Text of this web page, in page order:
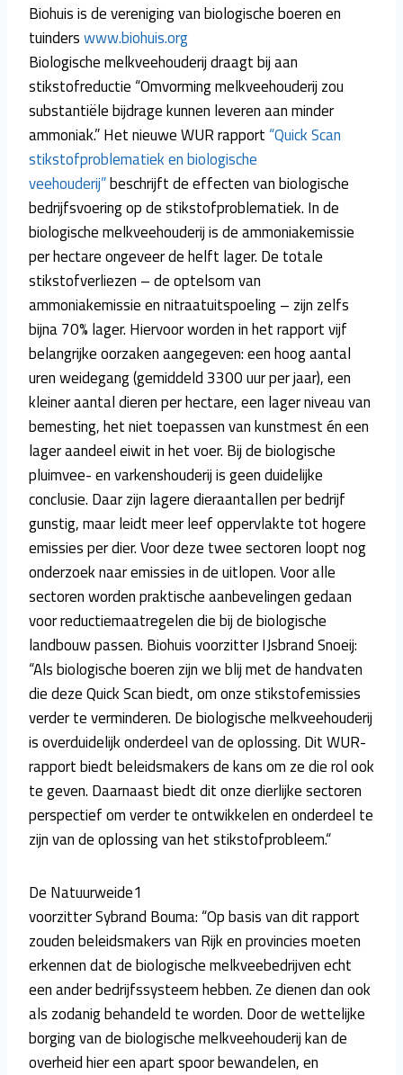
Biohuis is de vereniging van biologische boeren en
tuinderswww.biohuis.org
Biologische melkveehouderij draagt bij aan
stikstofreductie “Omvorming melkveehouderij zou
substantiële bijdrage kunnen leveren aan minder
ammoniak.” Het nieuwe WUR rapport “Quick Scan
stikstofproblematiek en biologische
veehouderij”beschrijft de effecten van biologische
bedrijfsvoering op de stikstofproblematiek. In de
biologische melkveehouderij is de ammoniakemissie
per hectare ongeveer de helft lager. De totale
stikstofverliezen – de optelsom van
ammoniakemissie en nitraatuitspoeling – zijn zelfs
bijna 70% lager. Hiervoor worden in het rapport vijf
belangrijke oorzaken aangegeven: een hoog aantal
uren weidegang (gemiddeld 3300 uur per jaar), een
kleiner aantal dieren per hectare, een lager niveau van
bemesting, het niet toepassen van kunstmest én een
lager aandeel eiwit in het voer. Bij de biologische
pluimvee- en varkenshouderij is geen duidelijke
conclusie. Daar zijn lagere dieraantallen per bedrijf
gunstig, maar leidt meer leef oppervlakte tot hogere
emissies per dier. Voor deze twee sectoren loopt nog
onderzoek naar emissies in de uitlopen. Voor alle
sectoren worden praktische aanbevelingen gedaan
voor reductiemaatregelen die bij de biologische
landbouw passen. Biohuis voorzitter IJsbrand Snoeij:
“Als biologische boeren zijn we blij met de handvaten
die deze Quick Scan biedt, om onze stikstofemissies
verder te verminderen. De biologische melkveehouderij
is overduidelijk onderdeel van de oplossing. Dit WUR-
rapport biedt beleidsmakers de kans om ze die rol ook
te geven. Daarnaast biedt dit onze dierlijke sectoren
perspectief om verder te ontwikkelen en onderdeel te
zijn van de oplossing van het stikstofprobleem.“
De Natuurweide1
voorzitter Sybrand Bouma: “Op basis van dit rapport
zouden beleidsmakers van Rijk en provincies moeten
erkennen dat de biologische melkveebedrijven echt
een ander bedrijfssysteem hebben. Ze dienen dan ook
als zodanig behandeld te worden. Door de wettelijke
borging van de biologische melkveehouderij kan de
overheid hier een apart spoor bewandelen, en